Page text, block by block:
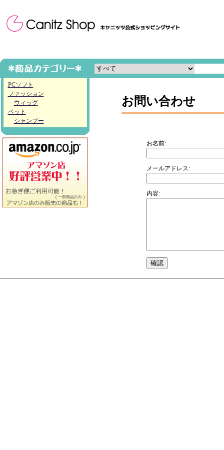
PCソフト
ファッション
ウィッグ
ペット
シャンプー
お問い合わせ
お名前:
メールアドレス:
内容: